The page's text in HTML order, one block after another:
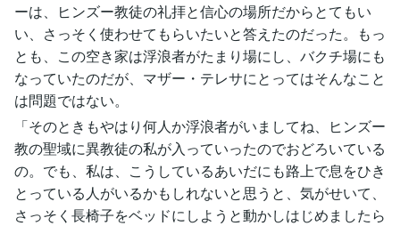
ーは、ヒンズー教徒の礼拝と信心の場所だからとてもい
い、さっそく使わせてもらいたいと答えたのだった。もっ
とも、この空き家は浮浪者がたまり場にし、バクチ場にも
なっていたのだが、マザー・テレサにとってはそんなこと
は問題ではない。
「そのときもやはり何人か浮浪者がいましてね、ヒンズー
教の聖域に異教徒の私が入っていったのでおどろいている
の。でも、私は、こうしているあいだにも路上で息をひき
とっている人がいるかもしれないと思うと、気がせいて、
さっそく長椅子をベッドにしようと動かしはじめましたら